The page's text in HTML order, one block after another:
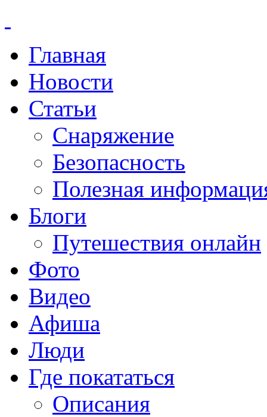
Главная
Новости
Статьи
Снаряжение
Безопасность
Полезная
Блоги
Путешествия онлайн
Фото
Видео
Афиша
Люди
Где покататься
Описания